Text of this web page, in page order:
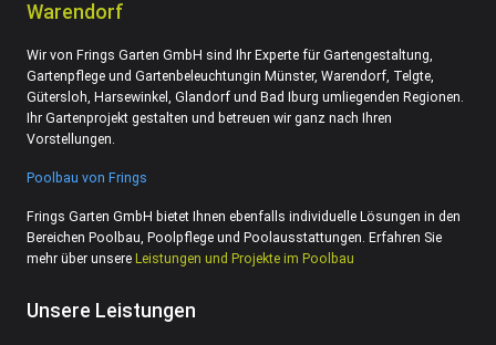
Warendorf
Wir von Frings Garten GmbH sind Ihr Experte für Gartengestaltung,
Gartenpflege und Gartenbeleuchtungin Münster, Warendorf, Telgte,
Gütersloh, Harsewinkel, Glandorf und Bad Iburg umliegenden Regionen.
Ihr Gartenprojekt gestalten und betreuen wir ganz nach Ihren
Vorstellungen.
Poolbau von Frings
Frings Garten GmbH bietet Ihnen ebenfalls individuelle Lösungen in den
Bereichen Poolbau, Poolpflege und Poolausstattungen. Erfahren Sie
mehr über unsere Leistungen und Projekte im Poolbau
Unsere Leistungen